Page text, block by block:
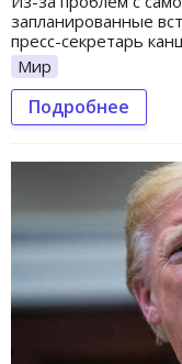
запланированные
пресс-секретарь
Мир
Подробнее